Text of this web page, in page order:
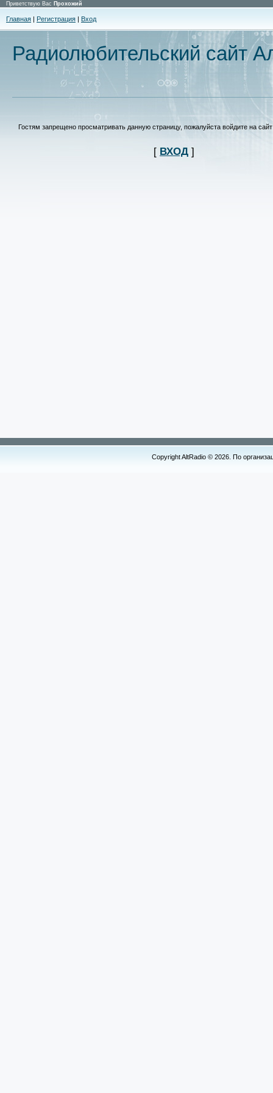
Приветствую Вас Прохожий
Главная | Регистрация | Вход
Радиолюбительский сайт
Гостям запрещено просматривать данную страницу, пожалуйста войдите на сайт
[ ВХОД ]
Copyright AltRadio © 2026. По